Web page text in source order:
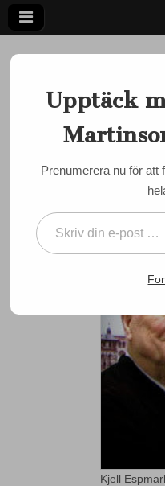
Ett författarskap som
MINNESORD
Kjell
admin •18 september, 2022
Kjell
Upptäck
Prenumerera nu för att